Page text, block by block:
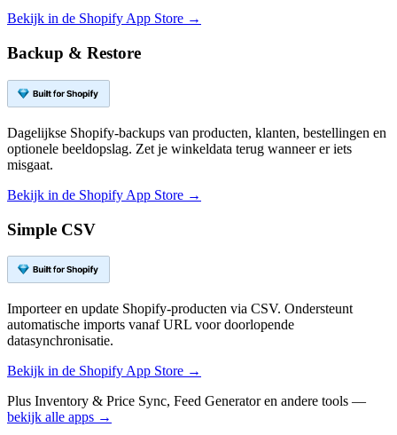
Bekijk in de Shopify App Store →
Backup & Restore
Dagelijkse Shopify-backups van producten, klanten, bestellingen en
optionele beeldopslag. Zet je winkeldata terug wanneer er iets
misgaat.
Bekijk in de Shopify App Store →
Simple CSV
Importeer en update Shopify-producten via CSV. Ondersteunt
automatische imports vanaf URL voor doorlopende
datasynchronisatie.
Bekijk in de Shopify App Store →
Plus Inventory & Price Sync, Feed Generator en andere tools —
bekijk alle apps →